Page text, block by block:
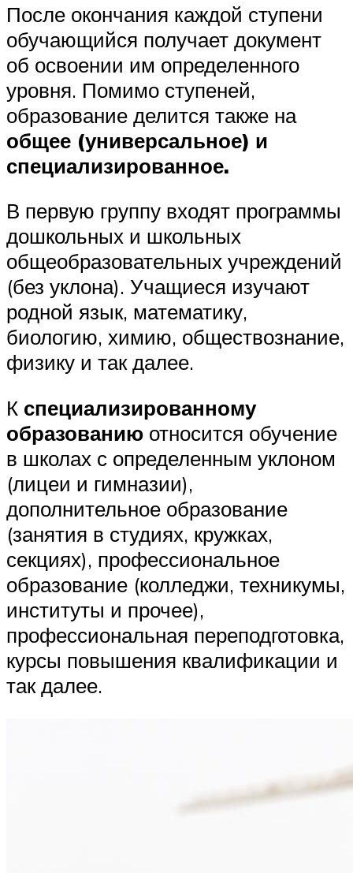
После окончания каждой ступени
обучающийся получает документ
об освоении им определенного
уровня. Помимо ступеней,
образование делится также на
общее (универсальное) и
специализированное.
В первую группу входят программы
дошкольных и школьных
общеобразовательных учреждений
(без уклона). Учащиеся изучают
родной язык, математику,
биологию, химию, обществознание,
физику и так далее.
К специализированному
образованию относится обучение
в школах с определенным уклоном
(лицеи и гимназии),
дополнительное образование
(занятия в студиях, кружках,
секциях), профессиональное
образование (колледжи, техникумы,
институты и прочее),
профессиональная переподготовка,
курсы повышения квалификации и
так далее.